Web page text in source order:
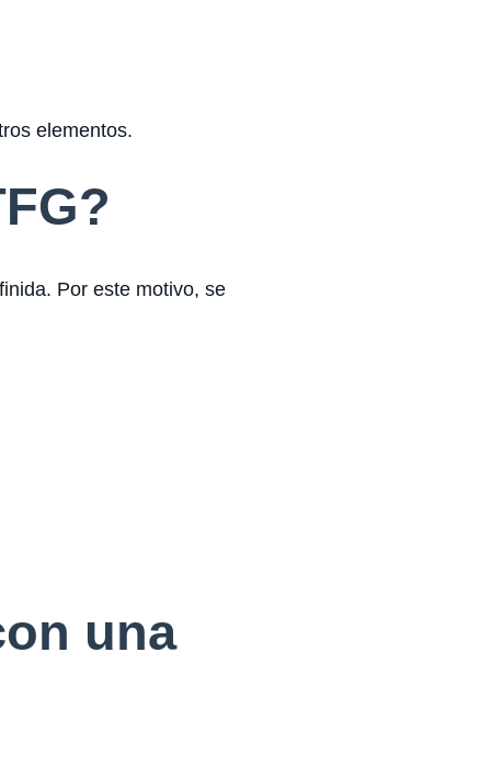
elementos.
Por este motivo, se
una